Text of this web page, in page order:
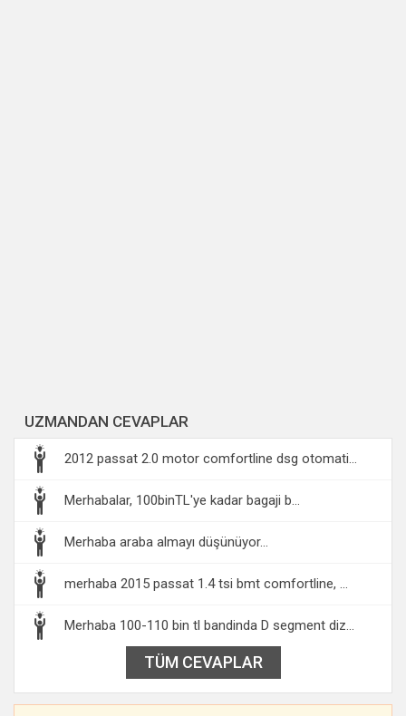
UZMANDAN CEVAPLAR
2012 passat 2.0 motor comfortline dsg otomati...
Merhabalar, 100binTL'ye kadar bagaji b...
Merhaba araba almayı düşünüyor...
merhaba 2015 passat 1.4 tsi bmt comfortline, ...
Merhaba 100-110 bin tl bandinda D segment diz...
TÜM CEVAPLAR